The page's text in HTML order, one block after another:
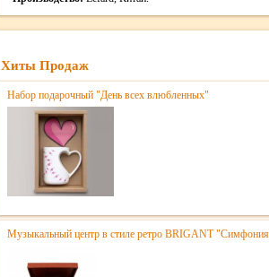
Хиты Продаж
Набор подарочный "День всех влюбленных"
Музыкальный центр в стиле ретро BRIGANT